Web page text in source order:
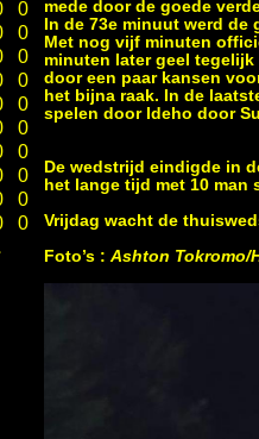
0
0
0
0
0
0
0
0
0
0
mede door de goede
In de 73e minuut werd
Met nog vijf minuten
minuten later geel
door een paar kansen
het bijna raak. In de
spelen door Ideho door
De wedstrijd eindigde in
het lange tijd met 10 man
Vrijdag wacht de
Foto’s : Ashton Tokromo/